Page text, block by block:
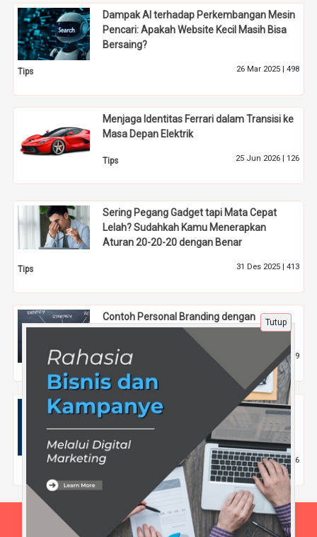
Dampak AI terhadap Perkembangan Mesin
Pencari: Apakah Website Kecil Masih Bisa
Bersaing?
Tips 26 Mar 2025 | 498
Menjaga Identitas Ferrari dalam Transisi ke
Masa Depan Elektrik
Tips 25 Jun 2026 | 126
Sering Pegang Gadget tapi Mata Cepat
Lelah? Sudahkah Kamu Menerapkan
Aturan 20-20-20 dengan Benar
Tips 31 Des 2025 | 413
Contoh Personal Branding dengan
Tips 8 Apr 2025 |859
Rahasia Menumbuhkan Kepercayaan
Pelanggan Lewat Citra Bisnis yang
Tips 25 Apr 2025 |526
Beranda Tentang Kami
Tutup